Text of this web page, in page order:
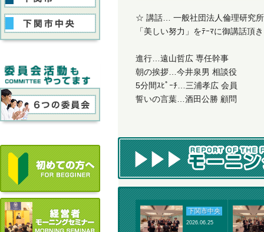
☆ 講話… 一般社団法人倫理研究
「美しい努力」をﾃｰﾏに御講話頂
進行…遠山哲広 専任幹事
朝の挨拶…今井泉男 相談役
5分間ｽﾋﾟｰﾁ…三浦孝広 会員
誓いの言葉…酒田公勝 顧問
下関市中央
2026.06.25